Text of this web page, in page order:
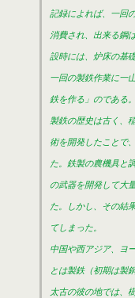
記録によれば、一回
消費され、出来る鋼
設時には、炉床の基
一回の製鉄作業に一
鉄を作る」のである。
製鉄の歴史は古く、
術を開発したことで
た。鉄製の農機具と
の武器を開発して大
た。しかし、その結
てしまった。
中国や西アジア、ヨ
とは製鉄（初期は製
太古の彼の地では、